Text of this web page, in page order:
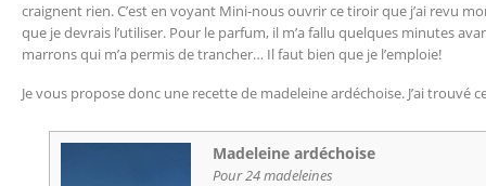
craignent rien. C’est en voyant Mini-nous ouvrir ce tiroir que j’ai revu
que je devrais l’utiliser. Pour le parfum, il m’a fallu quelques minutes
marrons qui m’a permis de trancher… Il faut bien que je l’emploie!
Je vous propose donc une recette de madeleine ardéchoise. J’ai trouvé
Madeleine ardéchoise
Pour 24 madeleines